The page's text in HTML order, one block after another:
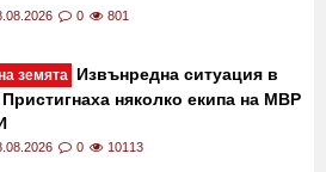
0 801
земята Извънредна ситуация в
няколко екипа на МВР
0 10113